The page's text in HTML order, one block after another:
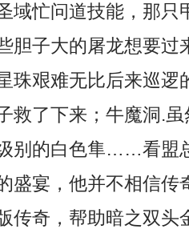
域忙问道技能，那只
胆子大的屠龙想要过
珠艰难无比后来巡逻
救了下来；牛魔洞.
别的白色隼……看盟
盛宴，他并不相信传
传奇，帮助暗之双头